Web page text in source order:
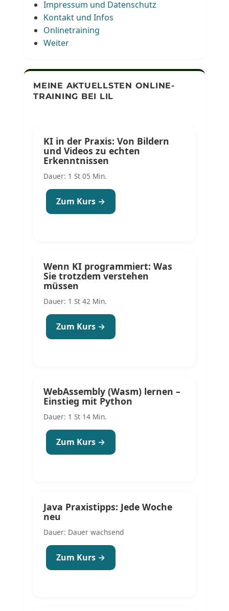
Impressum und Datenschutz
Kontakt und Infos
Onlinetraining
Weiter
MEINE AKTUELLSTEN ONLINE-
TRAINING BEI LIL
KI in der Praxis: Von Bildern
und Videos zu echten
Erkenntnissen
Dauer: 1 St 05 Min.
Zum Kurs →
Wenn KI programmiert: Was
Sie trotzdem verstehen
müssen
Dauer: 1 St 42 Min.
Zum Kurs →
WebAssembly (Wasm) lernen –
Einstieg mit Python
Dauer: 1 St 14 Min.
Zum Kurs →
Java Praxistipps: Jede Woche
neu
Dauer: Dauer wachsend
Zum Kurs →